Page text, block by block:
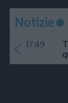
CRONACA
CULTURA
Notizie
17:49